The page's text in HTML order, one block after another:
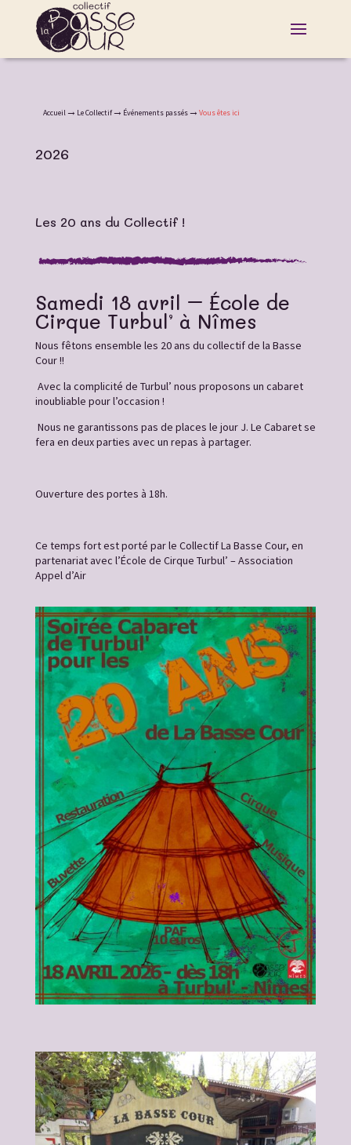
Accueil Le Collectif Événements passés Vous êtes ici
2026
Les 20 ans du Collectif !
Samedi 18 avril – École de
Cirque Turbul’ à Nîmes
Nous fêtons ensemble les 20 ans du collectif de la Basse
Cour !!
Avec la complicité de Turbul’ nous proposons un cabaret
inoubliable pour l’occasion !
Nous ne garantissons pas de places le jour J. Le Cabaret se
fera en deux parties avec un repas à partager.
Ouverture des portes à 18h.
Ce temps fort est porté par le Collectif La Basse Cour, en
partenariat avec l’École de Cirque Turbul’ – Association
Appel d’Air